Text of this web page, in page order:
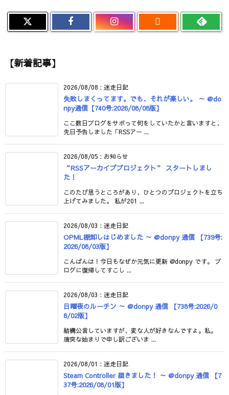

【新着記事】
2026/08/08 : 迷走日記
失敗しまくってます。でも、それが楽しい。 ～ @do
npy通信【740号:2026/08/08版】
ここ数日ブログをサボって何をしていたかと言いますと、
先日予告しました「RSSアー ...
2026/08/05 : お知らせ
“RSSアーカイブプロジェクト” スタートしまし
た！
このたび思うところがあり、ひとつのプロジェクトを立ち
上げてみました。 私が201 ...
2026/08/03 : 迷走日記
OPML棚卸しはじめました ～ @donpy 通信 【739号:
2026/08/03版】
こんばんは！今日もなぜか元気に更新 @donpy です。 ブ
ログに復帰してすこし ...
2026/08/03 : 迷走日記
日曜夜のルーチン ～ @donpy 通信 【738号:2026/0
8/02版】
結構公言していますが、変な人が好きなんですよ。私。
唐突な始まりで申し訳ございま ...
2026/08/01 : 迷走日記
Steam Controller 届きました！ ～ @donpy 通信 【7
37号:2026/08/01版】